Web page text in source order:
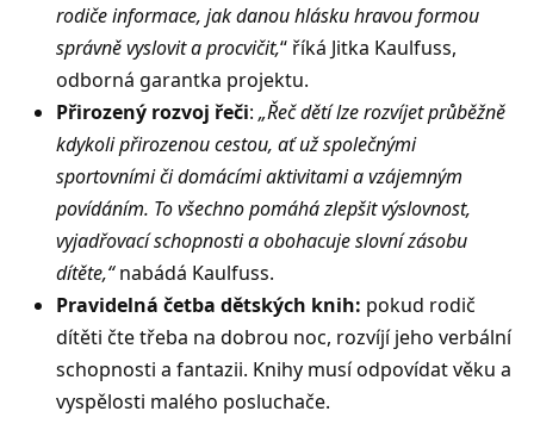
rodiče informace, jak danou hlásku hravou formou
správně vyslovit a procvičit,“ říká Jitka Kaulfuss,
odborná garantka projektu.
Přirozený rozvoj řeči: „Řeč dětí lze rozvíjet průběžně
kdykoli přirozenou cestou, ať už společnými
sportovními či domácími aktivitami a vzájemným
povídáním. To všechno pomáhá zlepšit výslovnost,
vyjadřovací schopnosti a obohacuje slovní zásobu
dítěte,“nabádá Kaulfuss.
Pravidelná četba dětských knih: pokud rodič
dítěti čte třeba na dobrou noc, rozvíjí jeho verbální
schopnosti a fantazii. Knihy musí odpovídat věku a
vyspělosti malého posluchače.